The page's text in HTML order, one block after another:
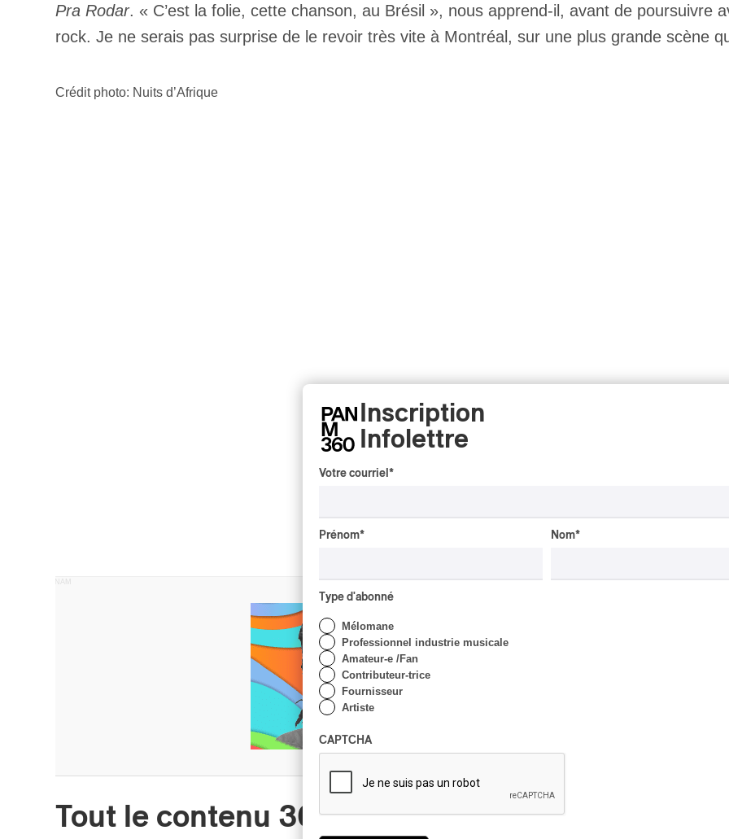
Pra Rodar. « C’est la folie, cette chanson, au Brésil », nous apprend-il, avant de poursuivre
rock. Je ne serais pas surprise de le revoir très vite à Montréal, sur une plus grande scène
Crédit photo: Nuits d’Afrique
PUBLICITÉ PANAM
Tout le contenu 360
Inscription
Infolettre
Votre courriel *
Prénom* Nom*
Type d'abonné
Mélomane
Professionnel industrie musicale
Amateur-e /Fan
Contributeur-trice
Fournisseur
Artiste
CAPTCHA